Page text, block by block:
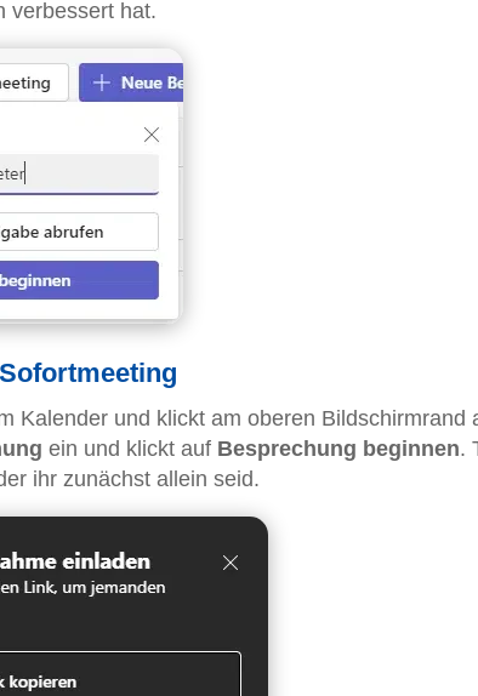
verbessert hat.
Kalender und klickt am oberen Bildschirmrand
ein und klickt auf Besprechung beginnen.
ihr zunächst allein seid.